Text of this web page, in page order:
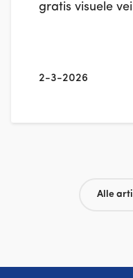
gratis visuele
belangrijkste
uw voertuig:
Een extra
2-3-2026
Alle